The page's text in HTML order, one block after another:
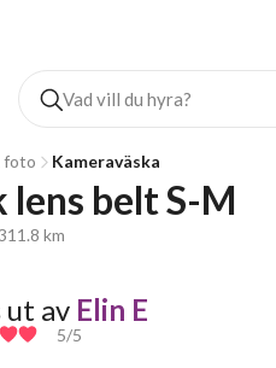
foto Kameraväska
belt S-M
km
ut av Elin E
5/5